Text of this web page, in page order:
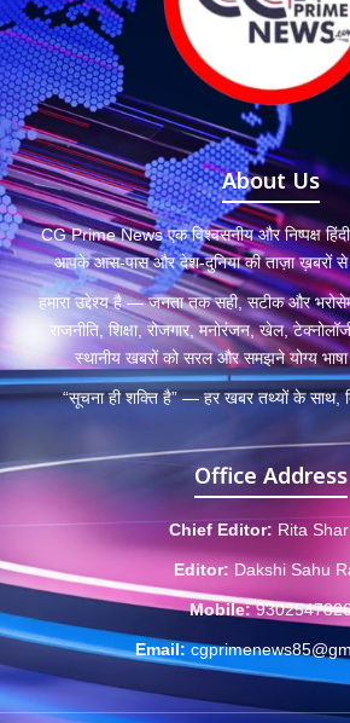
About Us
CG Prime News एक विश्वसनीय और निष्पक्ष
आपके आस-पास और देश-दुनिया की ताज़ा ख़बरों
हमारा उद्देश्य है — जनता तक सही, सटीक और
राजनीति, शिक्षा, रोजगार, मनोरंजन, खेल,
स्थानीय खबरों को सरल और समझने योग्य
“सूचना ही शक्ति है” — हर खबर तथ्यों के साथ,
Office Address
Chief Editor: Rita
Editor: Dakshi Sahu
Mobile:
Email: